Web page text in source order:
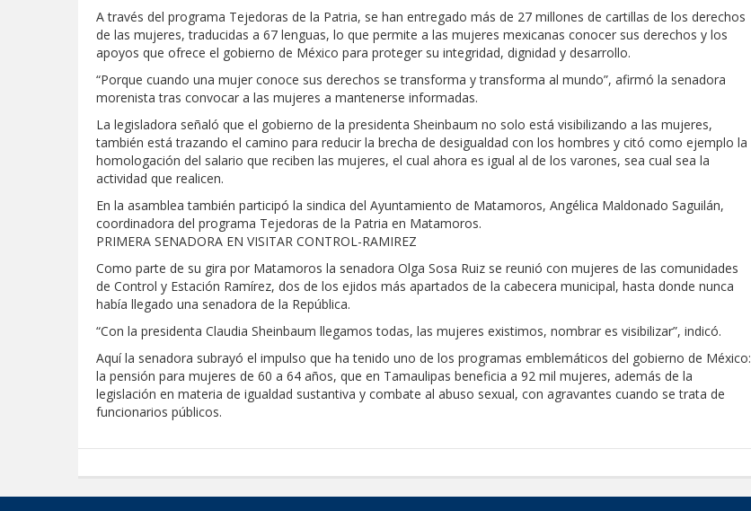
A través del programa Tejedoras de la Patria, se han entregado más de 27 millones de cartillas de los derechos
de las mujeres, traducidas a 67 lenguas, lo que permite a las mujeres mexicanas conocer sus derechos y los
apoyos que ofrece el gobierno de México para proteger su integridad, dignidad y desarrollo.
“Porque cuando una mujer conoce sus derechos se transforma y transforma al mundo”, afirmó la senadora
morenista tras convocar a las mujeres a mantenerse informadas.
La legisladora señaló que el gobierno de la presidenta Sheinbaum no solo está visibilizando a las mujeres,
también está trazando el camino para reducir la brecha de desigualdad con los hombres y citó como ejemplo la
homologación del salario que reciben las mujeres, el cual ahora es igual al de los varones, sea cual sea la
actividad que realicen.
En la asamblea también participó la sindica del Ayuntamiento de Matamoros, Angélica Maldonado Saguilán,
coordinadora del programa Tejedoras de la Patria en Matamoros.
PRIMERA SENADORA EN VISITAR CONTROL-RAMIREZ
Como parte de su gira por Matamoros la senadora Olga Sosa Ruiz se reunió con mujeres de las comunidades
de Control y Estación Ramírez, dos de los ejidos más apartados de la cabecera municipal, hasta donde nunca
había llegado una senadora de la República.
“Con la presidenta Claudia Sheinbaum llegamos todas, las mujeres existimos, nombrar es visibilizar”, indicó.
Aquí la senadora subrayó el impulso que ha tenido uno de los programas emblemáticos del gobierno de México:
la pensión para mujeres de 60 a 64 años, que en Tamaulipas beneficia a 92 mil mujeres, además de la
legislación en materia de igualdad sustantiva y combate al abuso sexual, con agravantes cuando se trata de
funcionarios públicos.